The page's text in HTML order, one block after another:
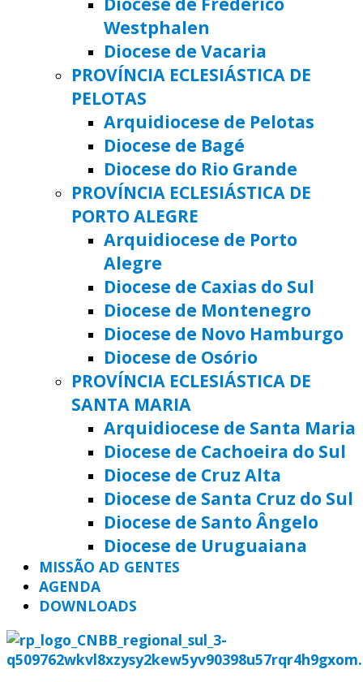
Westphalen
Diocese de Vacaria
PROVÍNCIA ECLESIÁSTICA DE
PELOTAS
Arquidiocese de Pelotas
Diocese de Bagé
Diocese do Rio Grande
PROVÍNCIA ECLESIÁSTICA DE
PORTO ALEGRE
Arquidiocese de Porto
Alegre
Diocese de Caxias do Sul
Diocese de Montenegro
Diocese de Novo Hamburgo
Diocese de Osório
PROVÍNCIA ECLESIÁSTICA DE
SANTA MARIA
Arquidiocese de Santa Maria
Diocese de Cachoeira do Sul
Diocese de Cruz Alta
Diocese de Santa Cruz do Sul
Diocese de Santo Ângelo
Diocese de Uruguaiana
MISSÃO AD GENTES
AGENDA
DOWNLOADS